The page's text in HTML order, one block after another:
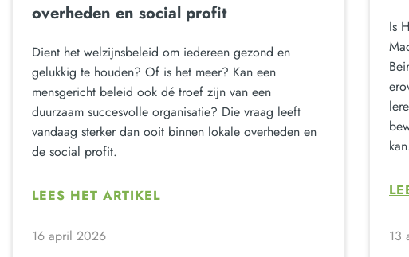
overheden en social profit
Dient het welzijnsbeleid om iedereen gezond en
gelukkig te houden? Of is het meer? Kan een
mensgericht beleid ook dé troef zijn van een
duurzaam succesvolle organisatie? Die vraag leeft
vandaag sterker dan ooit binnen lokale overheden en
de social profit.
LEES HET ARTIKEL
16 april 2026
Is
13